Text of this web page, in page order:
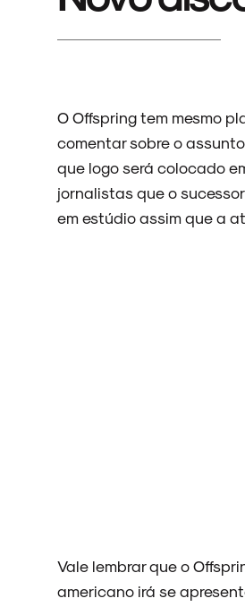
ESPECIAIS
O Offspring tem mesmo
comentar sobre o
que logo será colocado
jornalistas que o
em estúdio assim que a
Vale lembrar que o
americano irá se